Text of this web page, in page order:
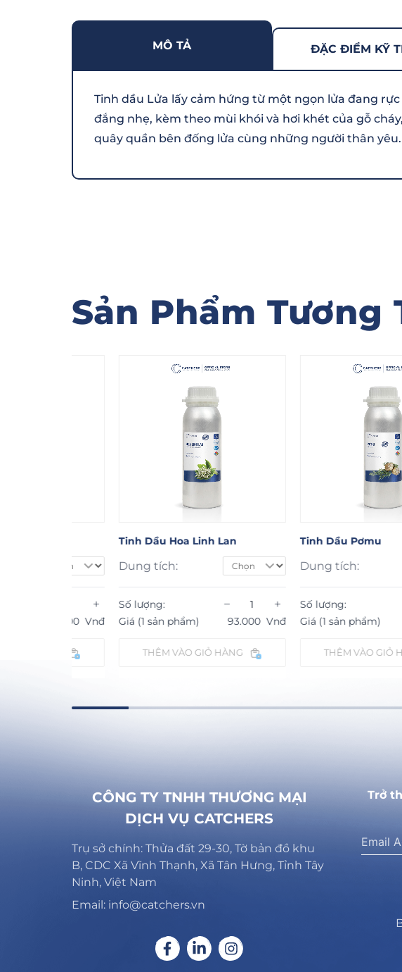
MÔ TẢ ĐẶC ĐIỂM KỸ
Tinh dầu Lửa lấy cảm hứng từ một ngọn lửa đang
đắng nhẹ, kèm theo mùi khói và hơi khét của gỗ
quây quần bên đống lửa cùng những người thân yêu.
Sản Phẩm Tương
Tinh Dầu Hoa Linh Lan
Dung tích:
Số lượng: +
Giá (1 sản phẩm) 93.000 Vnđ
THÊM VÀO GIỎ HÀNG
Tinh Dầu Pơmu
Dung tích:
Số lượng:
Giá (1 sản phẩm) 60.000
THÊM VÀO GIỎ HÀNG
CÔNG TY TNHH THƯƠNG MẠI
DỊCH VỤ CATCHERS
Trụ sở chính: Thửa đất 29-30, Tờ bản đồ khu
B, CDC Xã Vĩnh Thạnh, Xã Tân Hưng, Tỉnh Tây
Ninh, Việt Nam
Email: info@catchers.vn
Trở